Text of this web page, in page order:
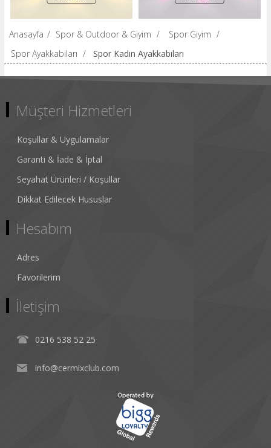
Anasayfa / Spor & Outdoor & Giyim / Spor Giyim /
Spor Ayakkabıları / Spor Kadın Ayakkabıları
Müşteri Hizmetleri
Koşullar & Uygulamalar
Garanti & İade & İptal
Seyahat Ürünleri / Koşullar
Dikkat Edilecek Hususlar
Hesabım
Adres
Favorilerim
İletişim
0216 538 52 25
info@cermixclub.com